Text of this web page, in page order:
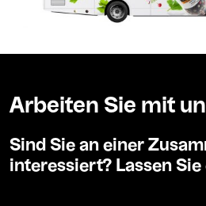
Arbeiten Sie mit
Sind Sie an einer
interessiert? Lassen Sie